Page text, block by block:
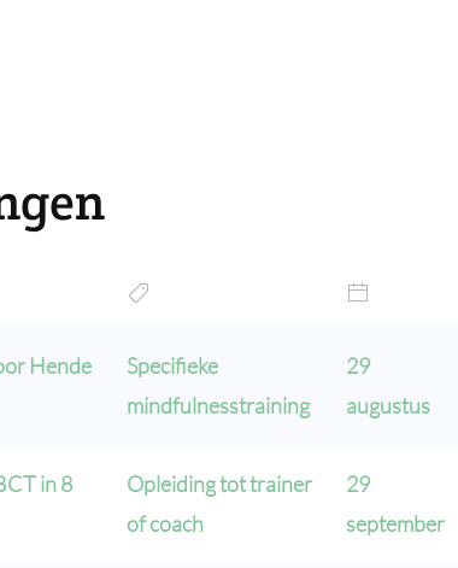
Hende
Specifieke
mindfulnesstraining
29
augustus
in 8
Opleiding tot trainer
of coach
29
september